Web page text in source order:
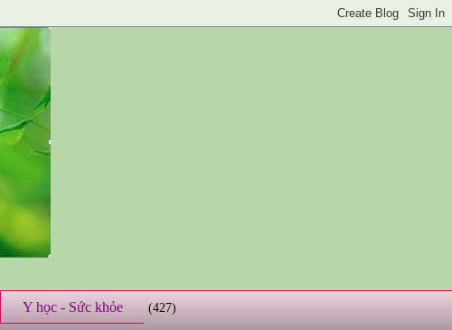
Y học - Sức khỏe (427)